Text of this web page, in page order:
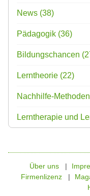
News (38)
Pädagogik (36)
Bildungschancen
Lerntheorie (22)
Nachhilfe-Methoden
Lerntherapie und
Über uns
Firmenlizenz